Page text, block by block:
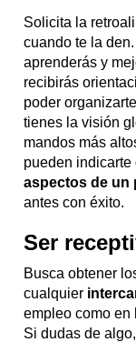
Solicita la
cuando te la
aprenderás y
recibirás
poder
tienes la visión
mandos más
pueden indicarte
aspectos de un
antes con éxito.
Ser
Busca obtener
cualquier
empleo como en
Si dudas de